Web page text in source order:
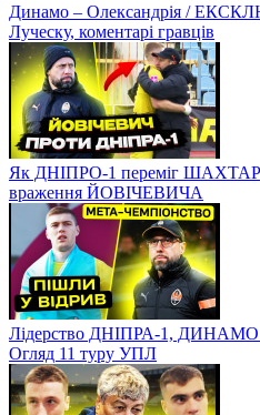
Динамо – Олександрія /
Луческу, коментарі гравців
Як ДНІПРО-1 переміг
враження ЙОВІЧЕВИЧА
Лідерство ДНІПРА-1, ДИНАМО
Огляд 11 туру УПЛ